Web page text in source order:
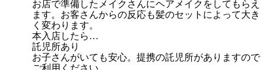
お店で準備したメイクさんにヘアメイクをしてもらえ
ます。お客さんからの反応も髪のセットによって大き
く変わります。
本入店したら…
託児所あり
お子さんがいても安心。提携の託児所がありますので
ご利用ください。